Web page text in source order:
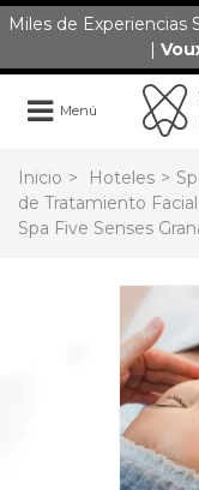
Miles de Experiencias
|
Menú
Inicio > Hoteles >
de Tratamiento
Spa Five Senses